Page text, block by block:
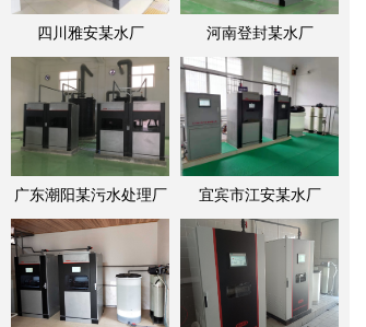
四川雅安某水厂 河南登封某水厂
广东潮阳某污水处理厂 宜宾市江安某水厂